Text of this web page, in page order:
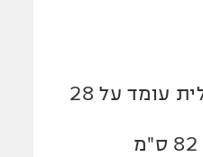
המרחק מן המעלית עומד על 28